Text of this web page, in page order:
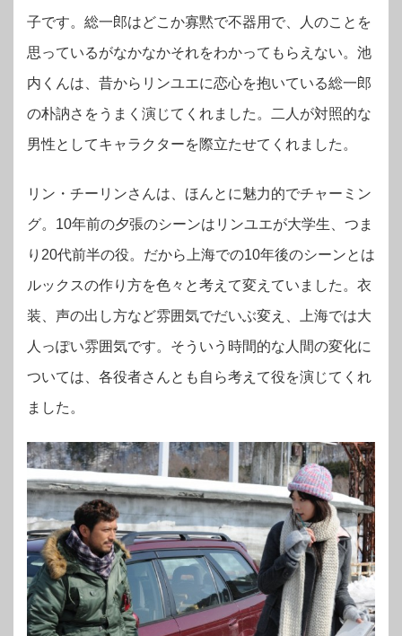
子です。総一郎はどこか寡黙で不器用で、人のことを
思っているがなかなかそれをわかってもらえない。池
内くんは、昔からリンユエに恋心を抱いている総一郎
の朴訥さをうまく演じてくれました。二人が対照的な
男性としてキャラクターを際立たせてくれました 。
リン・チーリンさんは、ほんとに魅力的でチャーミン
グ。10年前の夕張のシーンはリンユエが大学生、つま
り20代前半の役。だから上海での10年後のシーンとは
ルックスの作り方を色々と考えて変えていました。衣
装、声の出し方など雰囲気でだいぶ変え、上海では大
人っぽい雰囲気です。そういう時間的な人間の変化に
ついては、各役者さんとも自ら考えて役を演じてくれ
ました。